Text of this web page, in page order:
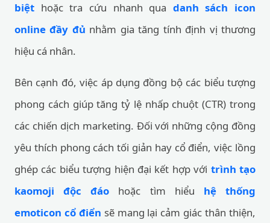
biệt hoặc tra cứu nhanh qua danh sách icon
online đầy đủ nhằm gia tăng tính định vị thương
hiệu cá nhân.
Bên cạnh đó, việc áp dụng đồng bộ các biểu tượng
phong cách giúp tăng tỷ lệ nhấp chuột (CTR) trong
các chiến dịch marketing. Đối với những cộng đồng
yêu thích phong cách tối giản hay cổ điển, việc lồng
ghép các biểu tượng hiện đại kết hợp với trình tạo
kaomoji độc đáo hoặc tìm hiểu hệ thống
emoticon cổ điển sẽ mang lại cảm giác thân thiện,